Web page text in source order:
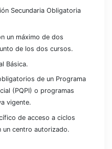
Secundaria Obligatoria
un máximo de dos
de los dos cursos.​
Básica.​
de un Programa
(PQPI) o programas
vigente.​
de acceso a ciclos
un centro autorizado.​